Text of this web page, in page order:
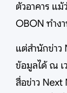
ตัวอาคาร แ
OBON ทำง
แต่สำนักข่าว
ข้อมูลได้ ณ เ
สื่อข่าว